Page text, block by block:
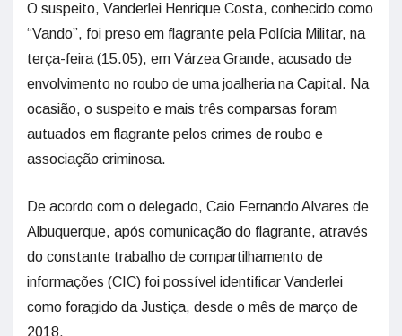
O suspeito, Vanderlei Henrique Costa, conhecido como
“Vando”, foi preso em flagrante pela Polícia Militar, na
terça-feira (15.05), em Várzea Grande, acusado de
envolvimento no roubo de uma joalheria na Capital. Na
ocasião, o suspeito e mais três comparsas foram
autuados em flagrante pelos crimes de roubo e
associação criminosa.
De acordo com o delegado, Caio Fernando Alvares de
Albuquerque, após comunicação do flagrante, através
do constante trabalho de compartilhamento de
informações (CIC) foi possível identificar Vanderlei
como foragido da Justiça, desde o mês de março de
2018.